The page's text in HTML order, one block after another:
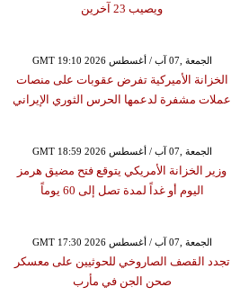
ويصيب 23 آخرين
GMT 19:10 2026 الجمعة ,07 آب / أغسطس
الخزانة الأميركية تفرض عقوبات على منصات
عملات مشفرة لدعمها الحرس الثوري الإيراني
GMT 18:59 2026 الجمعة ,07 آب / أغسطس
وزير الخزانة الأمريكي يتوقع فتح مضيق هرمز
اليوم أو غداً لمدة تصل إلى 60 يوماً
GMT 17:30 2026 الجمعة ,07 آب / أغسطس
تجدد القصف الصاروخي للحوثيين على معسكر
صحن الجن في مأرب